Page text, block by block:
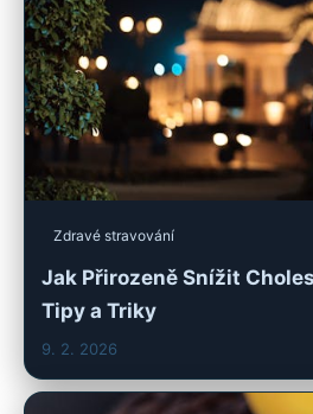
Zdravé stravování
Jak Přirozeně Snížit
Tipy a Triky
9. 2. 2026